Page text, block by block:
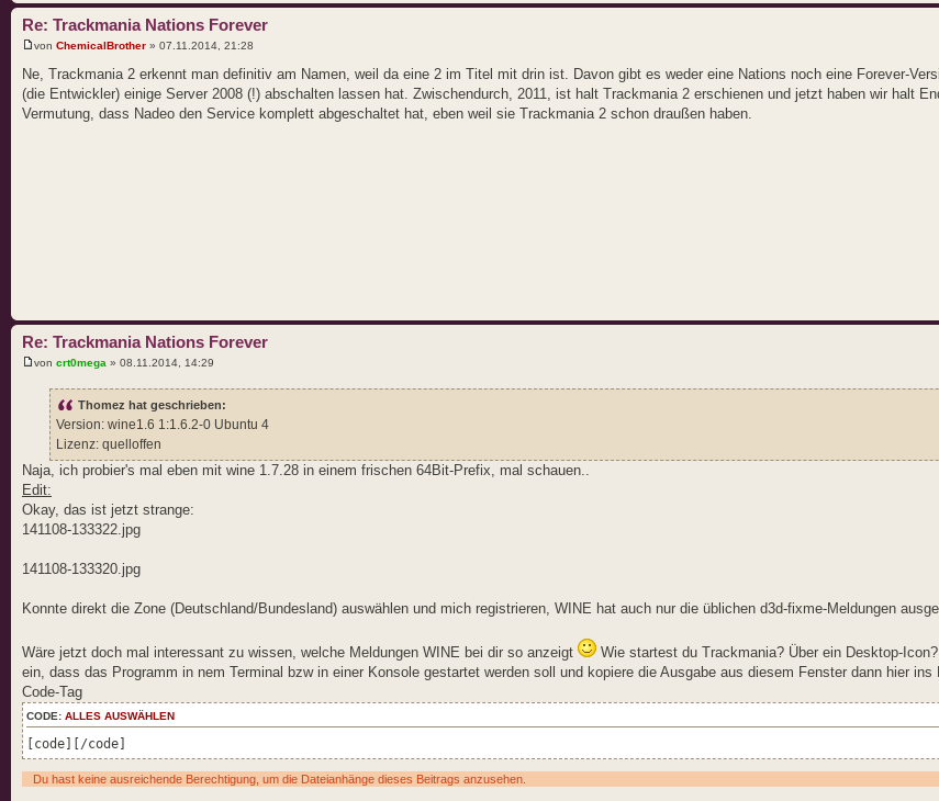
Re: Trackmania Nations Forever
von ChemicalBrother » 07.11.2014, 21:28
Ne, Trackmania 2 erkennt man definitiv am Namen, weil da eine 2 im Titel mit drin ist. Davon gibt es weder eine Nations noch eine Forever-
(die Entwickler) einige Server 2008 (!) abschalten lassen hat. Zwischendurch, 2011, ist halt Trackmania 2 erschienen und jetzt haben wir halt
Vermutung, dass Nadeo den Service komplett abgeschaltet hat, eben weil sie Trackmania 2 schon draußen haben.
Re: Trackmania Nations Forever
von crt0mega » 08.11.2014, 14:29
Thomez hat geschrieben:
Version: wine1.6 1:1.6.2-0 Ubuntu 4
Lizenz: quelloffen
Naja, ich probier's mal eben mit wine 1.7.28 in einem frischen 64Bit-Prefix, mal schauen..
Edit:
Okay, das ist jetzt strange:
141108-133322.jpg
141108-133320.jpg
Konnte direkt die Zone (Deutschland/Bundesland) auswählen und mich registrieren, WINE hat auch nur die üblichen d3d-fixme-Meldungen
Wäre jetzt doch mal interessant zu wissen, welche Meldungen WINE bei dir so anzeigt
Wie startest du Trackmania? Über ein Desktop-
ein, dass das Programm in nem Terminal bzw in einer Konsole gestartet werden soll und kopiere die Ausgabe aus diesem Fenster dann hier
Code-Tag
CODE: ALLES AUSWÄHLEN
[code][/code]
Du hast keine ausreichende Berechtigung, um die Dateianhänge dieses Beitrags anzusehen.